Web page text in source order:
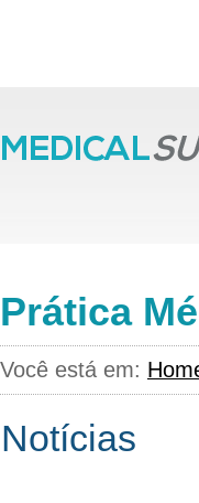
Prática
Você está em: